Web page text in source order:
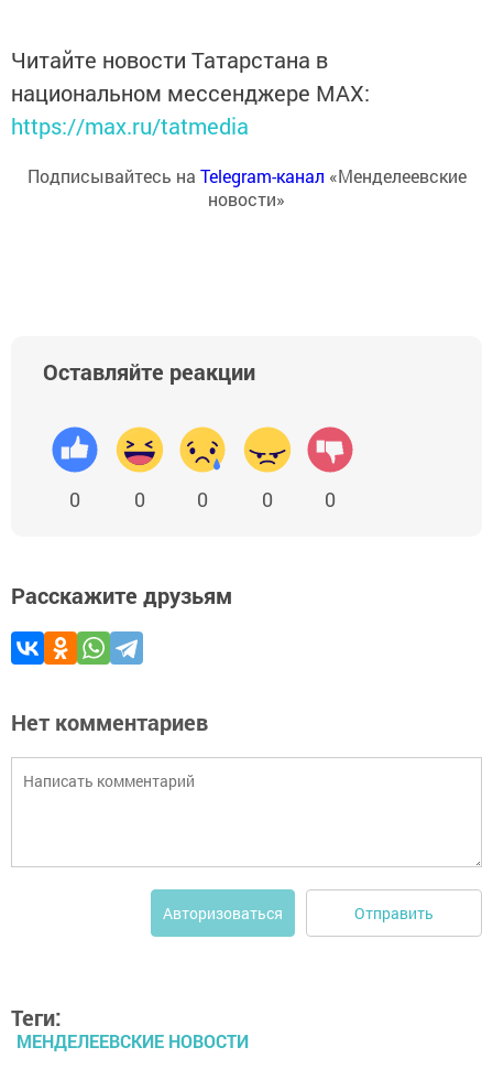
Читайте новости Татарстана в
национальном мессенджере MАХ:
https://max.ru/tatmedia
Подписывайтесь на Telegram-канал «Менделеевские
новости»
Оставляйте реакции
0 0 0 0 0
Расскажите друзьям
Нет комментариев
Авторизоваться Отправить
Теги:
МЕНДЕЛЕЕВСКИЕ НОВОСТИ